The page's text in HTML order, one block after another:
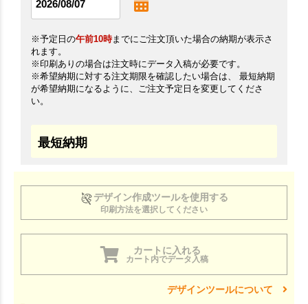
※予定日の午前10時までにご注文頂いた場合の納期が表示さ
れます。
※印刷ありの場合は注文時にデータ入稿が必要です。
※希望納期に対する注文期限を確認したい場合は、 最短納期
が希望納期になるように、ご注文予定日を変更してくださ
い。
最短納期
デザイン作成ツールを使用する
印刷方法を選択してください
カートに入れる
カート内でデータ入稿
デザインツールについて